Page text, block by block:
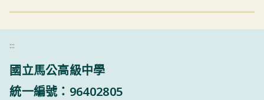
:::
國立馬公高級中學
統一編號：96402805